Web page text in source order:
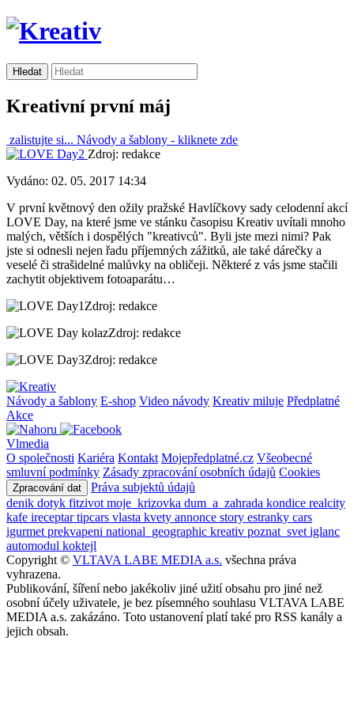
Kreativní první máj
zalistujte si... Návody a šablony - kliknete zde
Zdroj: redakce
Vydáno: 02. 05. 2017 14:34
V první květnový den ožily pražské Havlíčkovy sady celodenní akcí
LOVE Day, na které jsme ve stánku časopisu Kreativ uvítali mnoho
malých, větších i dospělých "kreativců". Byli jste mezi nimi? Pak
jste si odnesli nejen řadu příjemných zážitků, ale také dárečky a
veselé či strašidelné malůvky na obličeji. Některé z vás jsme stačili
zachytit objektivem fotoaparátu…
Zdroj: redakce
Zdroj: redakce
Zdroj: redakce
Návody a šablony E-shop Video návody Kreativ miluje Předplatné
Akce
Vlmedia
O společnosti Kariéra Kontakt Mojepředplatné.cz Všeobecné
smluvní podmínky Zásady zpracování osobních údajů Cookies
Zpracování dat
Práva subjektů údajů
denik dotyk fitzivot moje_krizovka dum_a_zahrada kondice realcity
kafe ireceptartipcars vlasta kvety annonce story estranky cars
igurmet prekvapeni national_geographic kreativ poznat_svet iglanc
automodul koktejl
Copyright © VLTAVA LABE MEDIA a.s. všechna práva
vyhrazena.
Publikování, šíření nebo jakékoliv jiné užití obsahu pro jiné než
osobní účely uživatele, je bez písemného souhlasu VLTAVA LABE
MEDIA a.s. zakázáno. Toto ustanovení platí také pro RSS kanály a
jejich obsah.